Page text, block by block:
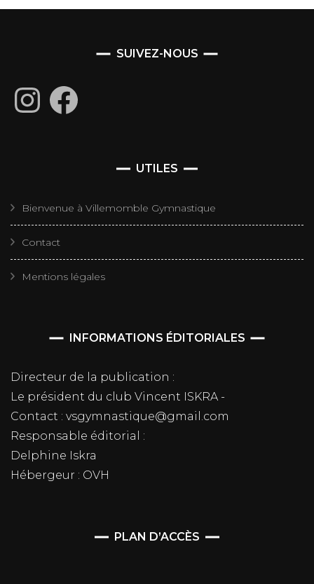
SUIVEZ-NOUS
InstagramFacebook
UTILES
Bienvenue à Villemomble Gymnastique
Contact
Mentions légales
INFORMATIONS ÉDITORIALES
Directeur de la publication :
Le président du club Vincent ISKRA -
Contact : vsgymnastique@gmail.com
Responsable éditorial :
Delphine Iskra
Hébergeur : OVH
PLAN D’ACCÈS